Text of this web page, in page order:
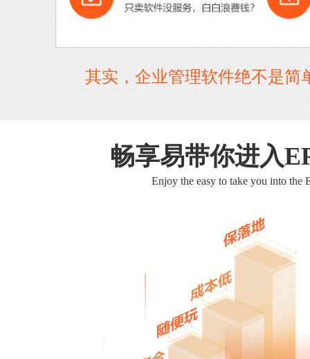
其实，企业管理软件绝不是
畅享易带你进入
Enjoy the easy to take you into the